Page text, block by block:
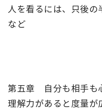
人を看るには、只後
など
第五章 自分も相手も
理解力があると度量